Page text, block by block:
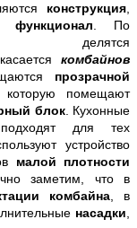
конструкция,
функционал. По
делятся
комбайнов
прозрачной
помещают
блок. Кухонные
для тех
устройство
малой плотности
заметим, что в
комбайна, в
насадки,